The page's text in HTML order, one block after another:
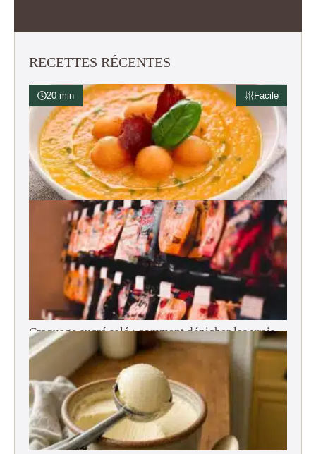
RECETTES RÉCENTES
20 min Facile
Soupe de melon glacée au basilic
Craquage sucré salé : comment dénicher les vrais
snacks américains en France ?